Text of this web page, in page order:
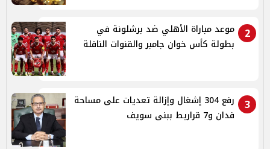
2
موعد مباراة الأهلي ضد برشلونة في
بطولة كأس خوان جامبر والقنوات الناقلة
3
رفع 304 إشغال وإزالة تعديات على مساحة
فدان و7 قراريط ببنى سويف